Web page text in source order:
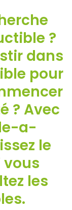
?
dans
pour
? Avec
a-
le
les